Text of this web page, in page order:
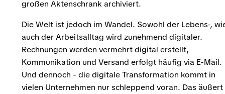
großen Aktenschrank archiviert.
Die Welt ist jedoch im Wandel. Sowohl der Lebens-,
auch der Arbeitsalltag wird zunehmend digitaler.
Rechnungen werden vermehrt digital erstellt,
Kommunikation und Versand erfolgt häufig via E-Mail.
Und dennoch - die digitale Transformation kommt in
vielen Unternehmen nur schleppend voran. Das äußert